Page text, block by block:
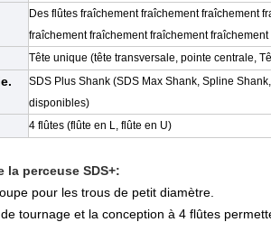
Des flûtes fraîchement fraîchement fraîchement
fraîchement fraîchement fraîchement
Tête unique (tête transversale, pointe centrale,
SDS Plus Shank (SDS Max Shank, Spline
disponibles)
4 flûtes (flûte en L, flûte en U)
la perceuse SDS+:
pour les trous de petit diamètre.
tournage et la conception à 4 flûtes